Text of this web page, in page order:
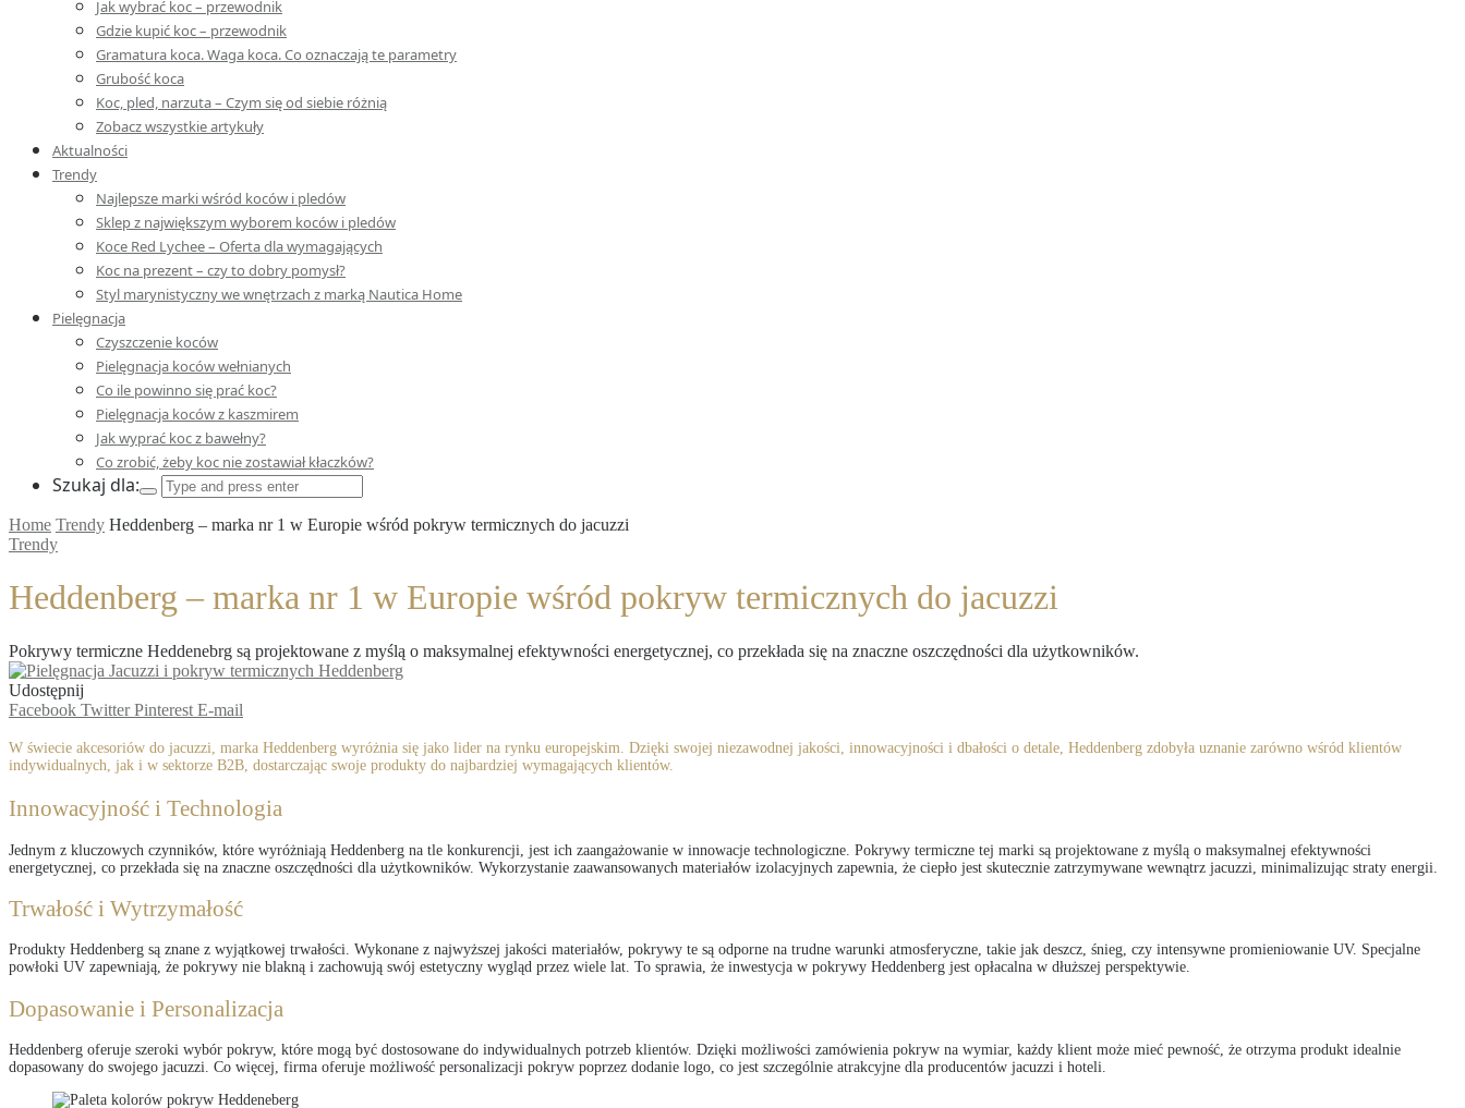
Jak wybrać koc – przewodnik
Gdzie kupić koc – przewodnik
Gramatura koca. Waga koca. Co oznaczają te parametry
Grubość koca
Koc, pled, narzuta – Czym się od siebie różnią
Zobacz wszystkie artykuły
Aktualności
Trendy
Najlepsze marki wśród koców i pledów
Sklep z największym wyborem koców i pledów
Koce Red Lychee – Oferta dla wymagających
Koc na prezent – czy to dobry pomysł?
Styl marynistyczny we wnętrzach z marką Nautica Home
Pielęgnacja
Czyszczenie koców
Pielęgnacja koców wełnianych
Co ile powinno się prać koc?
Pielęgnacja koców z kaszmirem
Jak wyprać koc z bawełny?
Co zrobić, żeby koc nie zostawiał kłaczków?
Szukaj dla:
Home Trendy Heddenberg – marka nr 1 w Europie wśród pokryw termicznych do jacuzzi
Trendy
Heddenberg – marka nr 1 w Europie wśród pokryw termicznych do jacuzzi
Pokrywy termiczne Heddenebrg są projektowane z myślą o maksymalnej efektywności energetycznej, co przekłada się na znaczne oszczędności dla użytkowników.
Udostępnij
Facebook Twitter Pinterest E-mail
W świecie akcesoriów do jacuzzi, marka Heddenberg wyróżnia się jako lider na rynku europejskim. Dzięki swojej niezawodnej jakości, innowacyjności i dbałości o detale, Heddenberg zdobyła uznanie zarówno wśród klientów
indywidualnych, jak i w sektorze B2B, dostarczając swoje produkty do najbardziej wymagających klientów.
Innowacyjność i Technologia
Jednym z kluczowych czynników, które wyróżniają Heddenberg na tle konkurencji, jest ich zaangażowanie w innowacje technologiczne. Pokrywy termiczne tej marki są projektowane z myślą o maksymalnej efektywności
energetycznej, co przekłada się na znaczne oszczędności dla użytkowników. Wykorzystanie zaawansowanych materiałów izolacyjnych zapewnia, że ciepło jest skutecznie zatrzymywane wewnątrz jacuzzi, minimalizując straty energii.
Trwałość i Wytrzymałość
Produkty Heddenberg są znane z wyjątkowej trwałości. Wykonane z najwyższej jakości materiałów, pokrywy te są odporne na trudne warunki atmosferyczne, takie jak deszcz, śnieg, czy intensywne promieniowanie UV. Specjalne
powłoki UV zapewniają, że pokrywy nie blakną i zachowują swój estetyczny wygląd przez wiele lat. To sprawia, że inwestycja w pokrywy Heddenberg jest opłacalna w dłuższej perspektywie.
Dopasowanie i Personalizacja
Heddenberg oferuje szeroki wybór pokryw, które mogą być dostosowane do indywidualnych potrzeb klientów. Dzięki możliwości zamówienia pokryw na wymiar, każdy klient może mieć pewność, że otrzyma produkt idealnie
dopasowany do swojego jacuzzi. Co więcej, firma oferuje możliwość personalizacji pokryw poprzez dodanie logo, co jest szczególnie atrakcyjne dla producentów jacuzzi i hoteli.